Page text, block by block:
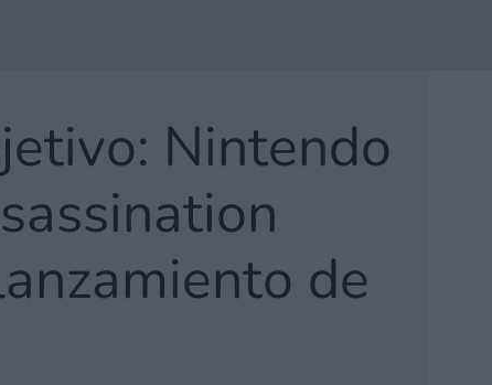
Nintendo
de